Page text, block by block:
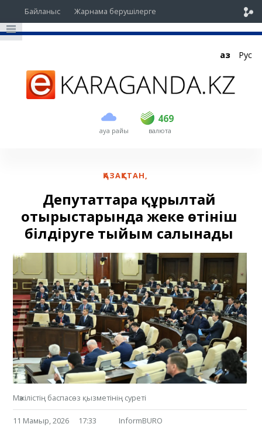
Байланыс Жарнама берушілерге
Қаз Рус
ауа райы
469
USD 467 469
EUR валюта
ҚАЗАҚСТАН,
Депутаттарға құрылтай
отырыстарында жеке өтініш
білдіруге тыйым салынады
Мәжілістің баспасөз қызметінің суреті
11 Мамыр, 2026 17:33 InformBURO